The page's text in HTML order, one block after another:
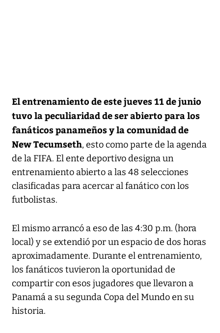
El entrenamiento de este jueves 11 de junio
tuvo la peculiaridad de ser abierto para los
fanáticos panameños y la comunidad de
New Tecumseth, esto como parte de la agenda
de la FIFA. El ente deportivo designa un
entrenamiento abierto a las 48 selecciones
clasificadas para acercar al fanático con los
futbolistas.
El mismo arrancó a eso de las 4:30 p.m. (hora
local) y se extendió por un espacio de dos horas
aproximadamente. Durante el entrenamiento,
los fanáticos tuvieron la oportunidad de
compartir con esos jugadores que llevaron a
Panamá a su segunda Copa del Mundo en su
historia.